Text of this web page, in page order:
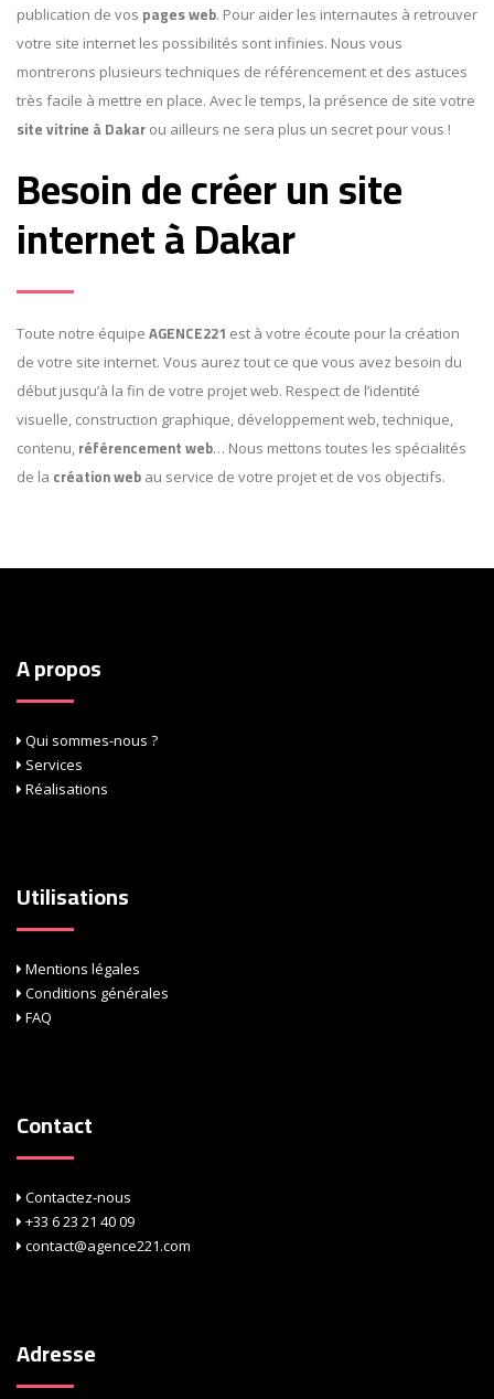
publication de vos pages web. Pour aider les internautes à retrouver
votre site internet les possibilités sont infinies. Nous vous
montrerons plusieurs techniques de référencement et des astuces
très facile à mettre en place. Avec le temps, la présence de site votre
site vitrine à Dakar ou ailleurs ne sera plus un secret pour vous !
Besoin de créer un site
internet à Dakar
Toute notre équipe AGENCE221 est à votre écoute pour la création
de votre site internet. Vous aurez tout ce que vous avez besoin du
début jusqu’à la fin de votre projet web. Respect de l’identité
visuelle, construction graphique, développement web, technique,
contenu, référencement web… Nous mettons toutes les spécialités
de la création web au service de votre projet et de vos objectifs.
A propos
Qui sommes-nous ?
Services
Réalisations
Utilisations
Mentions légales
Conditions générales
FAQ
Contact
Contactez-nous
+33 6 23 21 40 09
contact@agence221.com
Adresse